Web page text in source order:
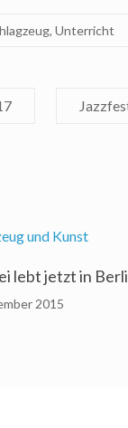
, Unterricht
lebt jetzt in
2015